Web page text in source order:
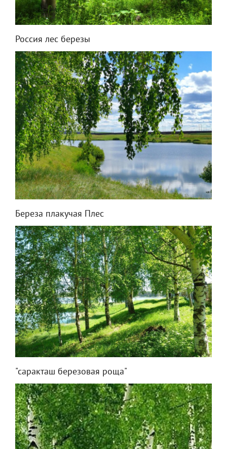
Россия лес березы
Береза плакучая Плес
"саракташ березовая роща"